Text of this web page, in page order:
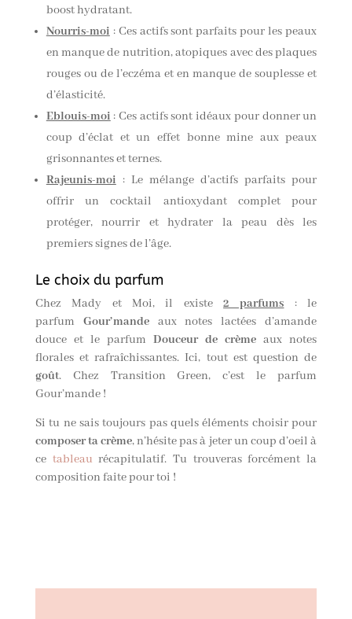
boost hydratant.
Nourris-moi : Ces actifs sont parfaits pour les peaux
en manque de nutrition, atopiques avec des plaques
rouges ou de l’eczéma et en manque de souplesse et
d’élasticité.
Eblouis-moi : Ces actifs sont idéaux pour donner un
coup d’éclat et un effet bonne mine aux peaux
grisonnantes et ternes.
Rajeunis-moi : Le mélange d’actifs parfaits pour
offrir un cocktail antioxydant complet pour
protéger, nourrir et hydrater la peau dès les
premiers signes de l’âge.
Le choix du parfum
Chez Mady et Moi, il existe2 parfums : le
parfum Gour’mandeaux notes lactées d’amande
douce et le parfum Douceur de crème aux notes
florales et rafraîchissantes. Ici, tout est question de
goût. Chez Transition Green, c’est le parfum
Gour’mande !
Si tu ne sais toujours pas quels éléments choisir pour
composer ta crème, n’hésite pas à jeter un coup d’oeil à
ce tableau récapitulatif. Tu trouveras forcément la
composition faite pour toi !